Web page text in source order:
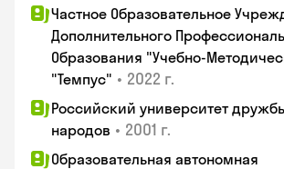
Частное Образовательное
Дополнительного
Образования "Учебно-
"Темпус" • 2022 г.
Российский университет
народов • 2001 г.
Образовательная автономная